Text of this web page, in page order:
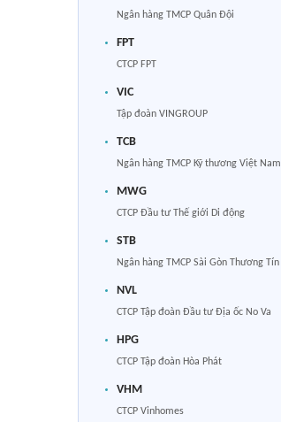
Ngân hàng TMCP Quân Đội
FPT
CTCP FPT
VIC
Tập đoàn VINGROUP
TCB
Ngân hàng TMCP Kỹ thương Việt Nam
MWG
CTCP Đầu tư Thế giới Di động
STB
Ngân hàng TMCP Sài Gòn Thương Tín
NVL
CTCP Tập đoàn Đầu tư Địa ốc No Va
HPG
CTCP Tập đoàn Hòa Phát
VHM
CTCP Vinhomes